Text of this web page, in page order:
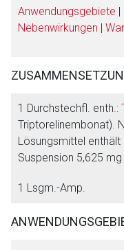
Anwendungsgebiete |
Nebenwirkungen |
1 Durchstechfl. enth.:
Triptorelinembonat).
Lösungsmittel
Suspension 5,625
1 Lsgm.-Amp.
Aufruf einer